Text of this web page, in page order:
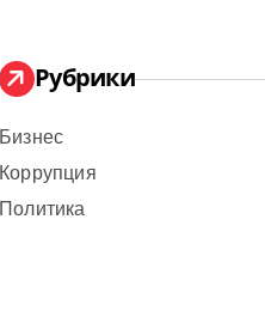
Рубрики
Бизнес
Коррупция
Политика